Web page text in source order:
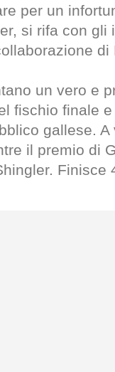
per un
si rifa con gli
di
un vero e
fischio finale
gallese.
il premio di
Finisce